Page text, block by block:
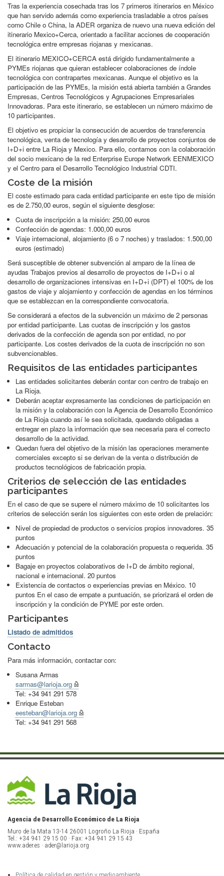
Tras la experiencia cosechada tras los 7 primeros itinerarios en México
que han servido además como experiencia trasladable a otros países
como Chile o China, la ADER organiza de nuevo una nueva edición del
itinerario Mexico+Cerca, orientado a facilitar acciones de cooperación
tecnológica entre empresas riojanas y mexicanas.
El itinerario MEXICO+CERCA está dirigido fundamentalmente a
PYMEs riojanas que quieran establecer colaboraciones de índole
tecnológica con contrapartes mexicanas. Aunque el objetivo es la
participación de las PYMEs, la misión está abierta también a Grandes
Empresas, Centros Tecnológicos y Agrupaciones Empresariales
Innovadoras. Para este itinerario, se establecen un número máximo de
10 participantes.
El objetivo es propiciar la consecución de acuerdos de transferencia
tecnológica, venta de tecnología y desarrollo de proyectos conjuntos de
I+D+i entre La Rioja y Mexico. Para ello, contamos con la colaboración
del socio mexicano de la red Enterprise Europe Network EENMEXICO
y el Centro para el Desarrollo Tecnológico Industrial CDTI.
Coste de la misión
El coste estimado para cada entidad participante en este tipo de misión
es de 2.750,00 euros, según el siguiente desglose:
Cuota de inscripción a la misión: 250,00 euros
Confección de agendas: 1.000,00 euros
Viaje internacional, alojamiento (6 o 7 noches) y traslados: 1.500,00
euros (estimado)
Será susceptible de obtener subvención al amparo de la línea de
ayudas Trabajos previos al desarrollo de proyectos de I+D+i o al
desarrollo de organizaciones intensivas en I+D+i (DPT) el 100% de los
gastos de viaje y alojamiento y confección de agendas en los términos
que se establezcan en la correspondiente convocatoria.
Se considerará a efectos de la subvención un máximo de 2 personas
por entidad participante. Las cuotas de inscripción y los gastos
derivados de la confección de agenda son por entidad, no por
participante. Los costes derivados de la cuota de inscripción no son
subvencionables.
Requisitos de las entidades participantes
Las entidades solicitantes deberán contar con centro de trabajo en
La Rioja.
Deberán aceptar expresamente las condiciones de participación en
la misión y la colaboración con la Agencia de Desarrollo Económico
de La Rioja cuando así le sea solicitada, quedando obligadas a
entregar en plazo la información que sea necesaria para el correcto
desarrollo de la actividad.
Quedan fuera del objetivo de la misión las operaciones meramente
comerciales excepto si se derivan de la venta o distribución de
productos tecnológicos de fabricación propia.
Criterios de selección de las entidades
participantes
En el caso de que se supere el número máximo de 10 solicitantes los
criterios de selección serán los siguientes con este orden de prelación:
Nivel de propiedad de productos o servicios propios innovadores. 35
puntos
Adecuación y potencial de la colaboración propuesta o requerida. 35
puntos
Bagaje en proyectos colaborativos de I+D de ámbito regional,
nacional e internacional. 20 puntos
Existencia de contactos o experiencias previas en México. 10
puntos En el caso de empate a puntuación, se priorizará el orden de
inscripción y la condición de PYME por este orden.
Participantes
Listado de admitidos
Contacto
Para más información, contactar con:
Susana Armas
sarmas@larioja.org
Tel: +34 941 291 578
Enrique Esteban
eesteban@larioja.org
Tel: +34 941 291 568
Agencia de Desarrollo Económico de La Rioja
Muro de la Mata 13-14 26001 Logroño La Rioja · España
Tel.: +34 941 29 15 00 · Fax: +34 941 29 15 43
www.ader.es · ader@larioja.org